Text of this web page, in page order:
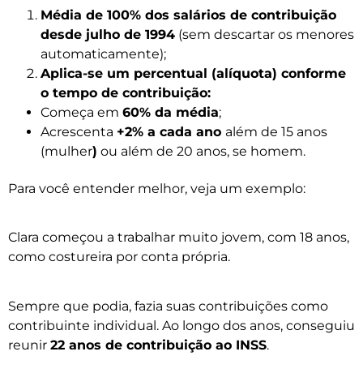
Média de 100% dos salários de contribuição
desde julho de 1994 (sem descartar os menores
automaticamente);
Aplica-se um percentual (alíquota) conforme
o tempo de contribuição:
Começa em 60% da média;
Acrescenta +2% a cada ano além de 15 anos
(mulher) ou além de 20 anos, se homem.
Para você entender melhor, veja um exemplo:
Clara começou a trabalhar muito jovem, com 18 anos,
como costureira por conta própria.
Sempre que podia, fazia suas contribuições como
contribuinte individual. Ao longo dos anos, conseguiu
reunir 22 anos de contribuição ao INSS.